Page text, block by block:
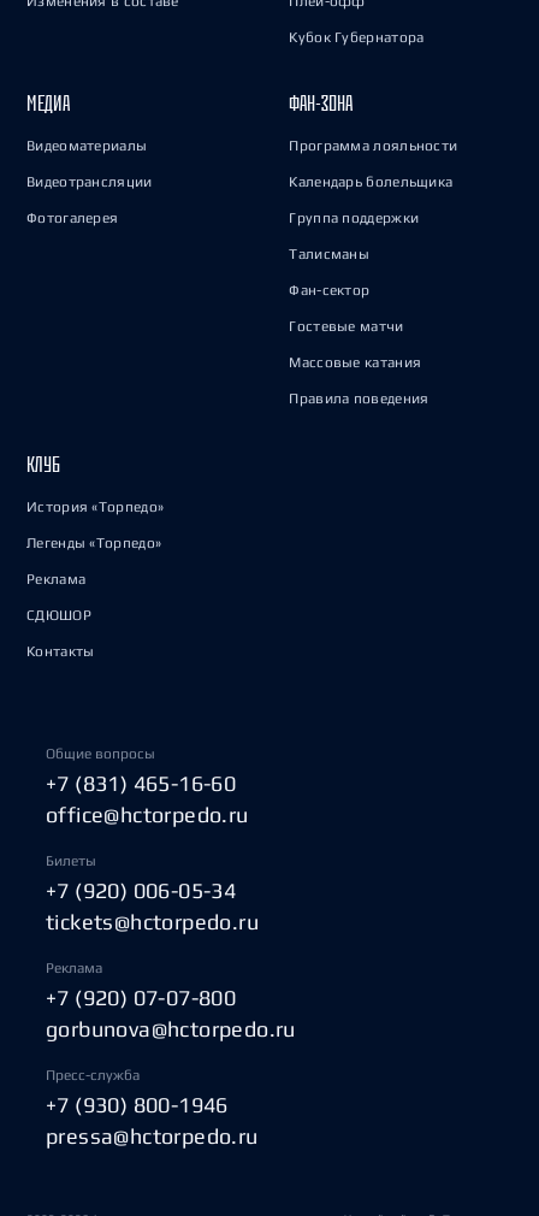
Кубок Губернатора
МЕДИА
Видеоматериалы
Видеотрансляции
Фотогалерея
ФАН-ЗОНА
Программа лояльности
Календарь болельщика
Группа поддержки
Талисманы
Фан-сектор
Гостевые матчи
Массовые катания
Правила поведения
КЛУБ
История «Торпедо»
Легенды «Торпедо»
Реклама
СДЮШОР
Контакты
Общие вопросы
+7 (831) 465-16-60
office@hctorpedo.ru
Билеты
+7 (920) 006-05-34
tickets@hctorpedo.ru
Реклама
+7 (920) 07-07-800
gorbunova@hctorpedo.ru
Пресс-служба
+7 (930) 800-1946
pressa@hctorpedo.ru